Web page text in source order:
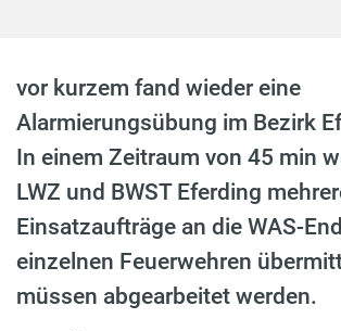
vor kurzem fand wieder eine
Alarmierungsübung im Bezirk
In einem Zeitraum von 45 min
LWZ und BWST Eferding
Einsatzaufträge an die WAS-
einzelnen Feuerwehren
müssen abgearbeitet werden.